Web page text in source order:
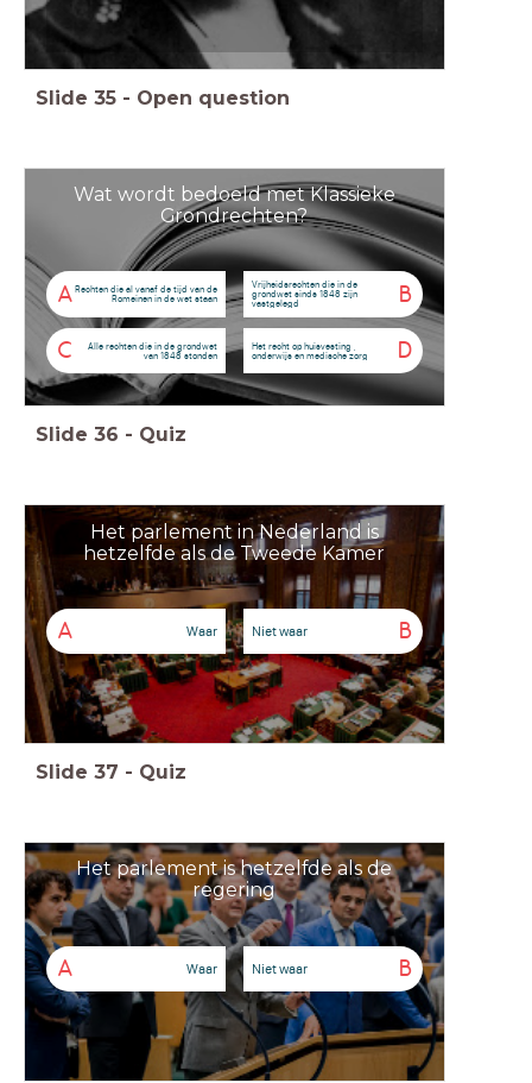
Slide 35 - Open question
Wat wordt bedoeld met Klassieke
Grondrechten?
A Rechten die al vanaf de tijd van de
Romeinen in de wet staan
B
Vrijheidsrechten die in de
grondwet sinds 1848 zijn
vastgelegd
C
Alle rechten die in de grondwet
van 1848 stonden
D
Het recht op huisvesting ,
onderwijs en medische zorg
Slide 36 - Quiz
Het parlement in Nederland is
hetzelfde als de Tweede Kamer
A Waar B
Niet waar
Slide 37 - Quiz
Het parlement is hetzelfde als de
regering
A Waar B
Niet waar